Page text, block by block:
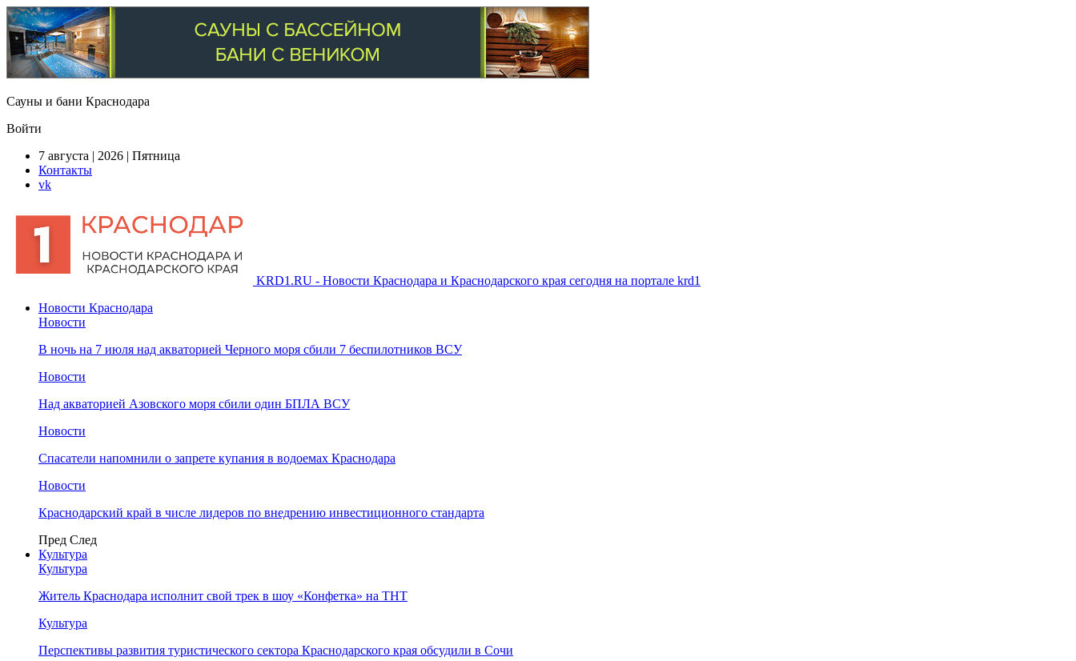
Сауны и бани Краснодара
Войти
7 августа | 2026 | Пятница
Контакты
vk
KRD1.RU - Новости Краснодара и Краснодарского края сегодня на портале krd1
Новости Краснодара
Новости
В ночь на 7 июля над акваторией Черного моря сбили 7 беспилотников ВСУ
Новости
Над акваторией Азовского моря сбили один БПЛА ВСУ
Новости
Спасатели напомнили о запрете купания в водоемах Краснодара
Новости
Краснодарский край в числе лидеров по внедрению инвестиционного стандарта
Пред След
Культура
Культура
Житель Краснодара исполнит свой трек в шоу «Конфетка» на ТНТ
Культура
Перспективы развития туристического сектора Краснодарского края обсудили в Сочи